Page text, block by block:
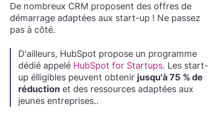
De nombreux CRM proposent des offres de
démarrage adaptées aux start-up ! Ne passez
pas à côté.
D'ailleurs, HubSpot propose un programme
dédié appelé HubSpot for Startups. Les start-
up élligibles peuvent obtenir jusqu'à 75 % de
réduction et des ressources adaptées aux
jeunes entreprises..